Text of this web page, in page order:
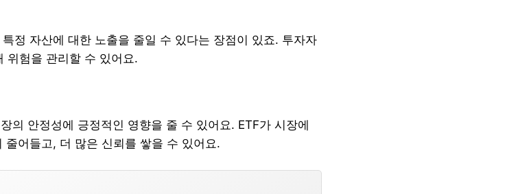
정 자산에 대한 노출을 줄일 수 있다는 장점이 있죠. 투자자
위험을 관리할 수 있어요.
의 안정성에 긍정적인 영향을 줄 수 있어요. ETF가 시장에
어들고, 더 많은 신뢰를 쌓을 수 있어요.